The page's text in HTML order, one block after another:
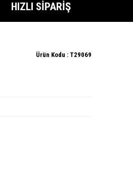
HIZLI SİPARİŞ
Ürün Kodu : T29069